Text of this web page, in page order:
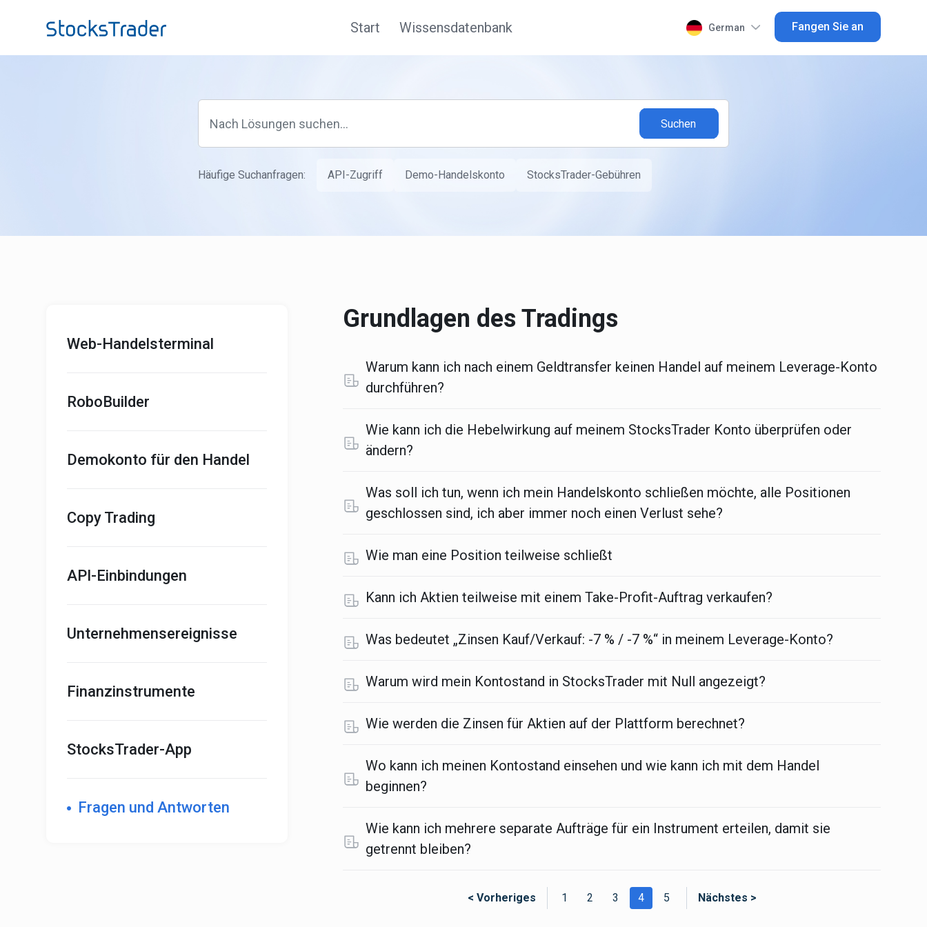
Start Wissensdatenbank German Fangen Sie an
Häufige Suchanfragen: API-Zugriff Demo-Handelskonto StocksTrader-Gebühren
Web-Handelsterminal
RoboBuilder
Demokonto für den Handel
Copy Trading
API-Einbindungen
Unternehmensereignisse
Finanzinstrumente
StocksTrader-App
Fragen und Antworten
Grundlagen des Tradings
Warum kann ich nach einem Geldtransfer keinen Handel auf meinem Leverage-Konto
durchführen?
Wie kann ich die Hebelwirkung auf meinem StocksTrader Konto überprüfen oder
ändern?
Was soll ich tun, wenn ich mein Handelskonto schließen möchte, alle Positionen
geschlossen sind, ich aber immer noch einen Verlust sehe?
Wie man eine Position teilweise schließt
Kann ich Aktien teilweise mit einem Take-Profit-Auftrag verkaufen?
Was bedeutet „Zinsen Kauf/Verkauf: -7 % / -7 %“ in meinem Leverage-Konto?
Warum wird mein Kontostand in StocksTrader mit Null angezeigt?
Wie werden die Zinsen für Aktien auf der Plattform berechnet?
Wo kann ich meinen Kontostand einsehen und wie kann ich mit dem Handel
beginnen?
Wie kann ich mehrere separate Aufträge für ein Instrument erteilen, damit sie
getrennt bleiben?
< Vorheriges 1 2 3 4 5 Nächstes >